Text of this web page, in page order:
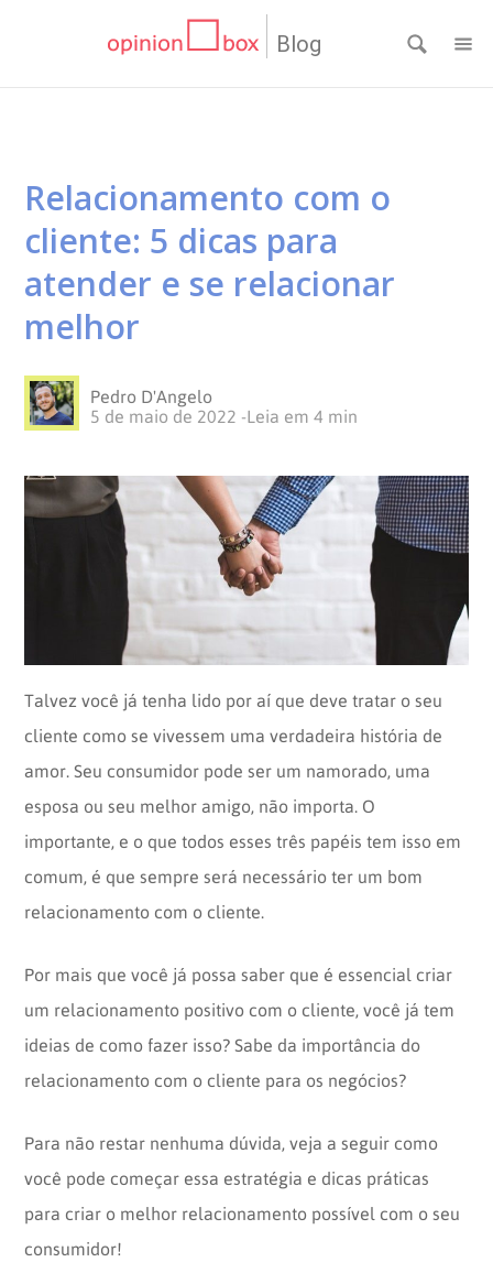
Blog
Relacionamento com o
cliente: 5 dicas para
atender e se relacionar
melhor
Pedro D'Angelo
5 de maio de 2022 -Leia em4 min
Talvez você já tenha lido por aí que deve tratar o seu
cliente como se vivessem uma verdadeira história de
amor. Seu consumidor pode ser um namorado, uma
esposa ou seu melhor amigo, não importa. O
importante, e o que todos esses três papéis tem isso em
comum, é que sempre será necessário ter um bom
relacionamento com o cliente.
Por mais que você já possa saber que é essencial criar
um relacionamento positivo com o cliente, você já tem
ideias de como fazer isso? Sabe da importância do
relacionamento com o cliente para os negócios?
Para não restar nenhuma dúvida, veja a seguir como
você pode começar essa estratégia e dicas práticas
para criar o melhor relacionamento possível com o seu
consumidor!
CATEGORIAS
Dicas
Pesquisas
Questionários
Inovação
Customer
Opinion
Recentes
DE
MATERIAIS
SOBRE
SOLUÇÕES
Customizadas
Plataforma